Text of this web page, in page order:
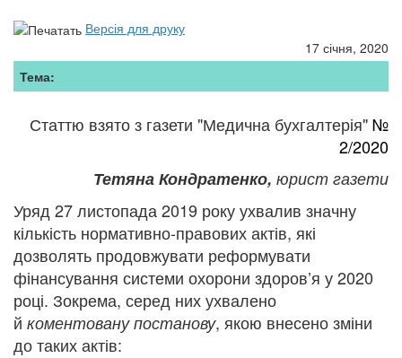
Версія для друку
17 січня, 2020
Тема:
Статтю взято з газети "Медична бухгалтерія"№
2/2020
Тетяна Кондратенко, юрист газети
Уряд 27 листопада 2019 року ухвалив значну
кількість нормативно-правових актів, які
дозволять продовжувати реформувати
фінансування системи охорони здоров’я у 2020
році. Зокрема, серед них ухвалено
й коментованупостанову, якою внесено зміни
до таких актів: